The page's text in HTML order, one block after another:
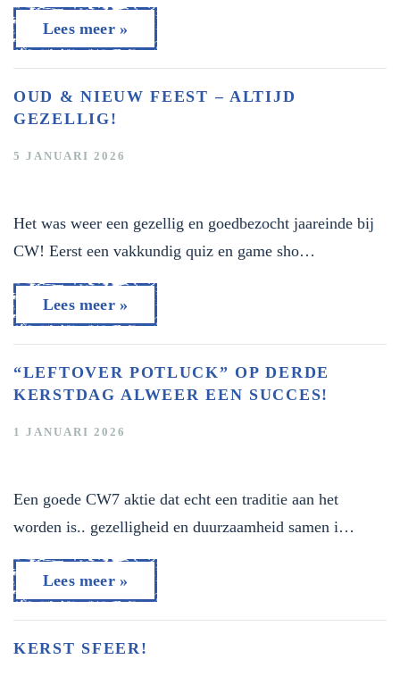
Lees meer »
OUD & NIEUW FEEST – ALTIJD
GEZELLIG!
5 JANUARI 2026
Het was weer een gezellig en goedbezocht jaareinde bij
CW! Eerst een vakkundig quiz en game sho…
Lees meer »
“LEFTOVER POTLUCK” OP DERDE
KERSTDAG ALWEER EEN SUCCES!
1 JANUARI 2026
Een goede CW7 aktie dat echt een traditie aan het
worden is.. gezelligheid en duurzaamheid samen i…
Lees meer »
KERST SFEER!